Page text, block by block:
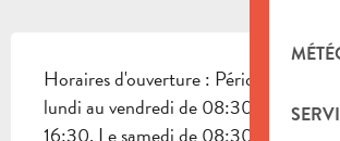
Horaires d'ouverture : Période du 01/01
lundi au vendredi de 08:30 à 12:00
16:30. Le samedi de 08:30 à 12:00